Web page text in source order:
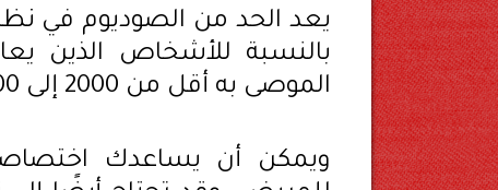
يعد الحد من الصوديوم في
بالنسبة للأشخاص الذين
الموصى به أقل من 2000 إلى 4000 ملليجرام يوميًا.
ويمكن أن يساعدك